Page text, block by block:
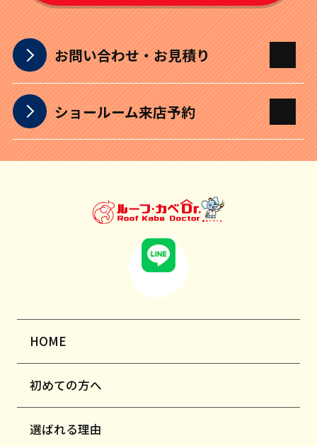
お問い合わせ・お見積り
ショールーム来店予約
HOME
初めての方へ
選ばれる理由